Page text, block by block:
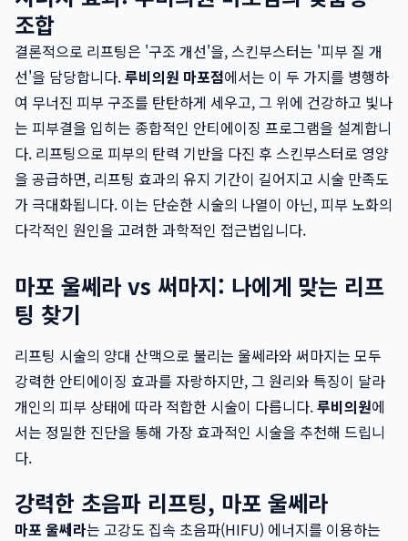
조합
결론적으로 리프팅은 '구조 개선'을, 스킨부스터는 '피부 질 개
선'을 담당합니다.루비의원 마포점에서는 이 두 가지를 병행하
여 무너진 피부 구조를 탄탄하게 세우고, 그 위에 건강하고 빛나
는 피부결을 입히는 종합적인 안티에이징 프로그램을 설계합니
다. 리프팅으로 피부의 탄력 기반을 다진 후 스킨부스터로 영양
을 공급하면, 리프팅 효과의 유지 기간이 길어지고 시술 만족도
가 극대화됩니다. 이는 단순한 시술의 나열이 아닌, 피부 노화의
다각적인 원인을 고려한 과학적인 접근법입니다.
마포 울쎄라 vs 써마지: 나에게 맞는 리프
팅 찾기
리프팅 시술의 양대 산맥으로 불리는 울쎄라와 써마지는 모두
강력한 안티에이징 효과를 자랑하지만, 그 원리와 특징이 달라
개인의 피부 상태에 따라 적합한 시술이 다릅니다.루비의원에
서는 정밀한 진단을 통해 가장 효과적인 시술을 추천해 드립니
다.
강력한 초음파 리프팅, 마포 울쎄라
마포 울쎄라는 고강도 집속 초음파(HIFU) 에너지를 이용하는